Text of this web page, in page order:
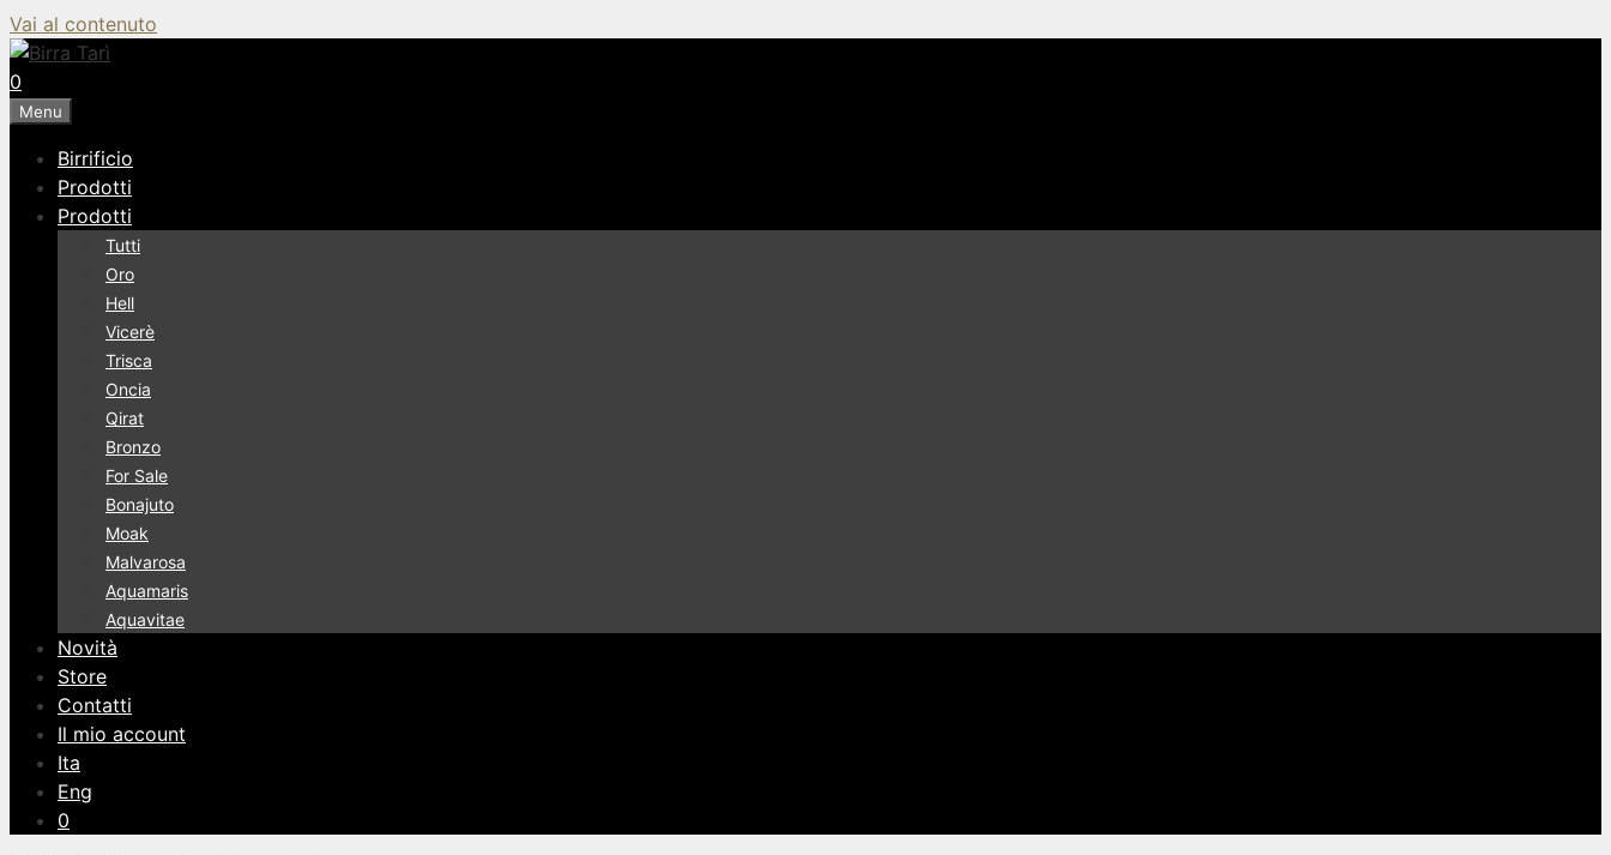
Vai al contenuto
0
Menu
Birrificio
Prodotti
Prodotti
Tutti
Oro
Hell
Vicerè
Trisca
Oncia
Qirat
Bronzo
For Sale
Bonajuto
Moak
Malvarosa
Aquamaris
Aquavitae
Novità
Store
Contatti
Il mio account
Ita
Eng
0